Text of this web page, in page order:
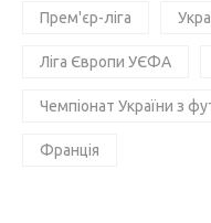
Прем'єр-ліга
Ліга Європи УЄФА
Чемпіонат України з
Франція